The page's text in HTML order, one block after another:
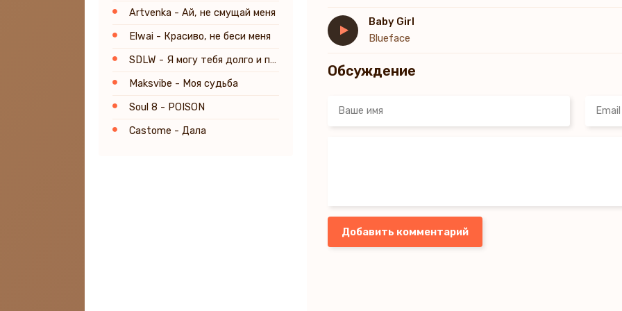
Artvenka - Ай, не смущай меня
Elwai - Красиво, не беси меня
SDLW - Я могу тебя долго и преданно ждать
Maksvibe - Моя судьба
Soul 8 - POISON
Castome - Дала
Baby Girl
Blueface
Обсуждение
Добавить комментарий